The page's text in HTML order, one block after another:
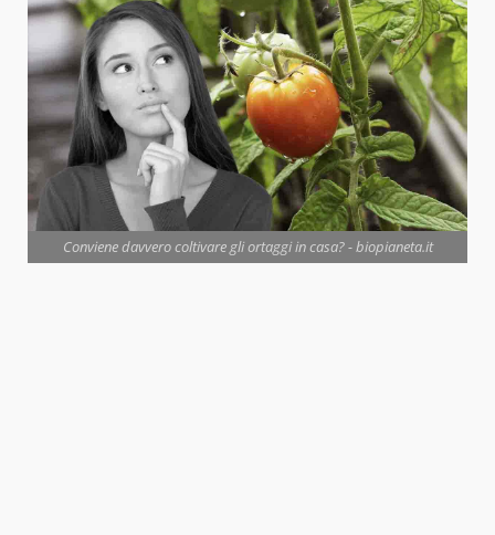
Conviene davvero coltivare gli ortaggi in casa? - biopianeta.it